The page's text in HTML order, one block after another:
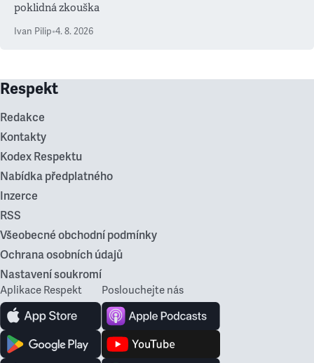
poklidná zkouška
Ivan Pilip•4. 8. 2026
Respekt
Redakce
Kontakty
Kodex Respektu
Nabídka předplatného
Inzerce
RSS
Všeobecné obchodní podmínky
Ochrana osobních údajů
Nastavení soukromí
Aplikace Respekt Poslouchejte nás